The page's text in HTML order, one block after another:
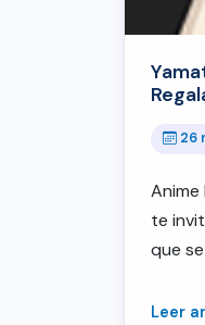
26
Anime
te
que
Leer